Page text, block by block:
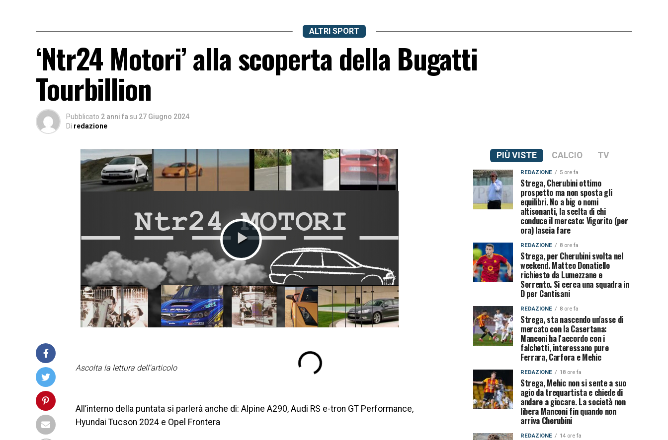
ALTRI SPORT
‘Ntr24 Motori’ alla scoperta della Bugatti
Tourbillion
Pubblicato 2 anni fa su 27 Giugno 2024
Di redazione
Ascolta la lettura dell'articolo
All’interno della puntata si parlerà anche di: Alpine A290, Audi RS e-tron GT Performance,
Hyundai Tucson 2024 e Opel Frontera
PIÙ VISTE CALCIO TV
REDAZIONE 5 ore fa
Strega, Cherubini ottimo
prospetto ma non sposta gli
equilibri. No a big o nomi
altisonanti, la scelta di chi
conduce il mercato: Vigorito (per
ora) lascia fare
REDAZIONE 8 ore fa
Strega, per Cherubini svolta nel
weekend. Matteo Donatiello
richiesto da Lumezzane e
Sorrento. Si cerca una squadra in
D per Cantisani
REDAZIONE 8 ore fa
Strega, sta nascendo un'asse di
mercato con la Casertana:
Manconi ha l'accordo con i
falchetti, interessano pure
Ferrara, Carfora e Mehic
REDAZIONE 18 ore fa
Strega, Mehic non si sente a suo
agio da trequartista e chiede di
andare a giocare. La società non
libera Manconi fin quando non
arriva Cherubini
REDAZIONE 14 ore fa